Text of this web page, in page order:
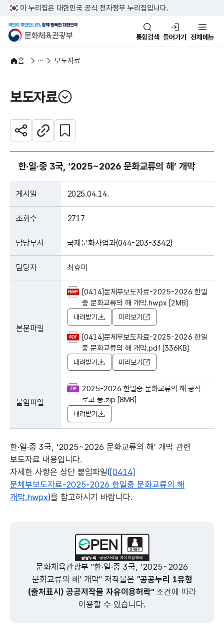
본문 바로가기
주메뉴 바로가기
이 누리집은 대한민국 공식 전자정부 누리집입니다.
문화체육관광부
국민이 주인인 나라, 함께 행복
통합검색 들어가기 전체메뉴
홈
알림·소식
보도·뉴스 보도자료
보도자료
열기
공유하기주소복사
관심 콘텐츠 설정하기
한·일·중 3국, ‘2025~2026 문화교류의 해’ 개막
게시일 2025.04.14.
조회수 2717
담당부서 국제문화사업과(044-203-3342)
담당자 최효미
본문파일
[0414]문체부보도자료-2025-2026 한일
중 문화교류의 해 개막.hwpx [2MB]
내려받기 미리보기
[0414]문체부보도자료-2025-2026 한일
중 문화교류의 해 개막.pdf [336KB]
내려받기 미리보기
붙임파일
2025-2026 한일중 문화교류의 해 공식
로고 등.zip [8MB]
내려받기
한·일·중 3국, ‘2025~2026 문화교류의 해’ 개막 관련
보도자료 내용입니다.
자세한 사항은 상단 붙임파일([0414]
문체부보도자료-2025-2026 한일중 문화교류의 해
개막.hwpx)을 참고하시기 바랍니다.
문화체육관광부 "한·일·중 3국, ‘2025~2026
문화교류의 해’ 개막" 저작물은 "공공누리 1유형
(출처표시) 공공저작물 자유이용허락"조건에 따라
이용할 수 있습니다.